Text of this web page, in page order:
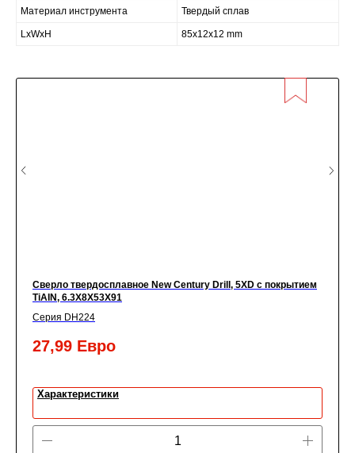
Материал инструмента Твердый сплав
LxWxH 85x12x12 mm
Сверло твердосплавное New Century Drill, 5XD с покрытием
TiАIN, 6.3X8X53X91
Серия DH224
27,99 Евро
Характеристики